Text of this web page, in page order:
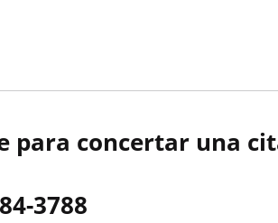
para concertar una
3788